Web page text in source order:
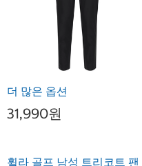
더 많은 옵션
31,990원
휠라 골프 남성 트리코트 팬